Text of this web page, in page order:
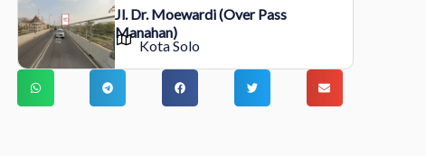
Jl. Dr. Moewardi (Over Pass
Manahan)
Kota Solo